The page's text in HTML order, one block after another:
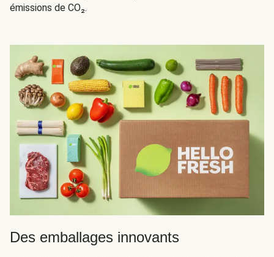
émissions de CO₂.
Des emballages innovants